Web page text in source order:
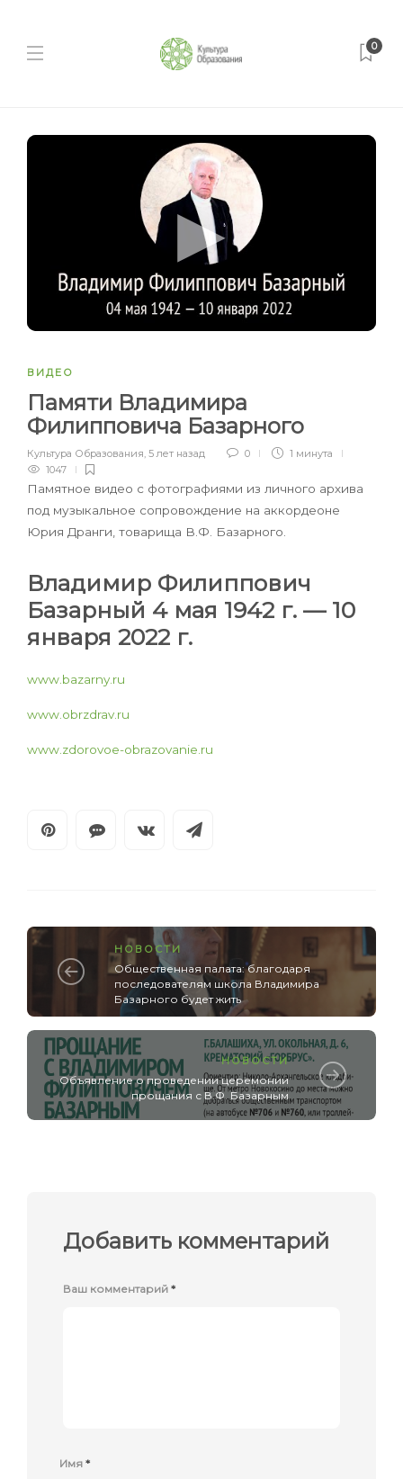
0
ВИДЕО
Памяти Владимира
Филипповича Базарного
Культура Образования, 5 лет назад 0
1 минута
1047
Памятное видео с фотографиями из личного архива
под музыкальное сопровождение на аккордеоне
Юрия Дранги, товарища В.Ф. Базарного.
Владимир Филиппович
Базарный 4 мая 1942 г. — 10
января 2022 г.
www.bazarny.ru
www.obrzdrav.ru
www.zdorovoe-obrazovanie.ru
НОВОСТИ
Общественная палата: благодаря
последователям школа Владимира
Базарного будет жить
НОВОСТИ
Объявление о проведении церемонии
прощания с В.Ф. Базарным
Добавить комментарий
Ваш комментарий *
Имя *